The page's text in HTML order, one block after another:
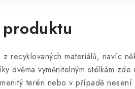
z recyklovaných materiálů, navíc
dvěma vyměnitelným stélkám
terén nebo v případě